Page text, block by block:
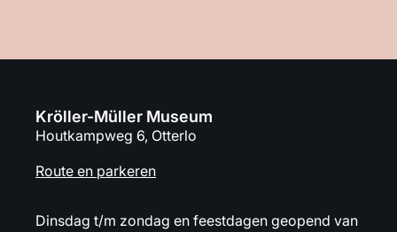
Kröller-Müller Museum
Houtkampweg 6, Otterlo
Route en parkeren
Dinsdag t/m zondag en feestdagen geopend van